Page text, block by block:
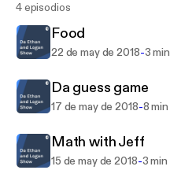
4 episodios
Food
22 de may de 2018-3 min
Da guess game
17 de may de 2018-8 min
Math with Jeff
15 de may de 2018-3 min